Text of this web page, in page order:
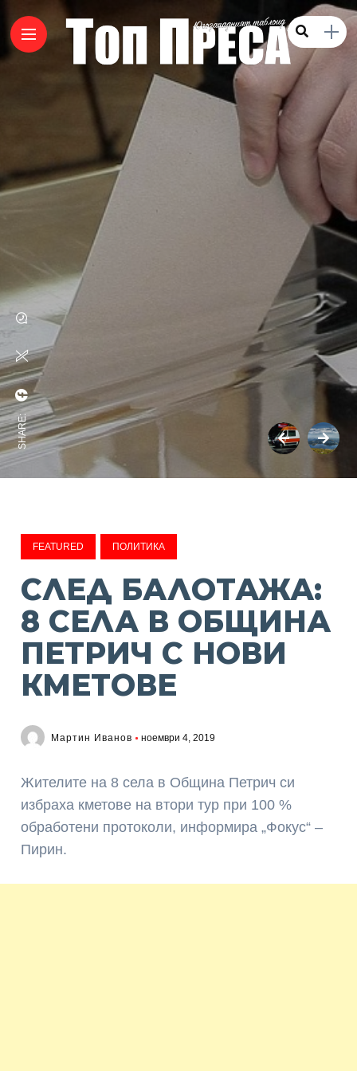
SHARE:
FEATURED ПОЛИТИКА
СЛЕД БАЛОТАЖА:
8 СЕЛА В ОБЩИНА
ПЕТРИЧ С НОВИ
КМЕТОВЕ
Мартин Иванов ноември 4, 2019
Жителите на 8 села в Община Петрич си
избраха кметове на втори тур при 100 %
обработени протоколи, информира „Фокус“ –
Пирин.